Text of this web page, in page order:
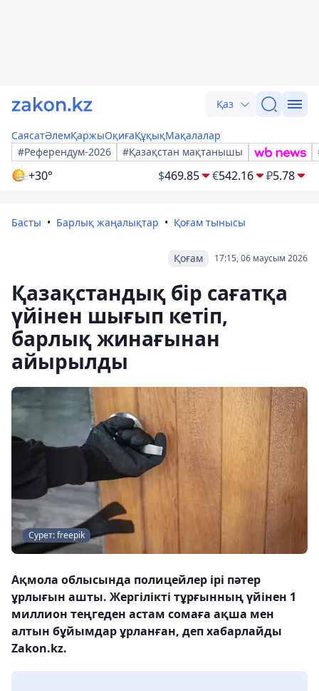
Қаз
СаясатӘлемҚаржыОқиғаҚұқықМақалалар
#Референдум-2026
#Қазақстан мақтанышы
+30° $469.85 €542.16 ₽5.78
Басты Барлық жаңалықтар Қоғам тынысы
17:15, 06 маусым 2026
Қоғам
Қазақстандық бір сағатқа
үйінен шығып кетіп,
барлық жинағынан
айырылды
Сурет: freepik
Ақмола облысында полицейлер ірі пәтер
ұрлығын ашты. Жергілікті тұрғынның үйінен 1
миллион теңгеден астам сомаға ақша мен
алтын бұйымдар ұрланған, деп хабарлайды
Zakon.kz.